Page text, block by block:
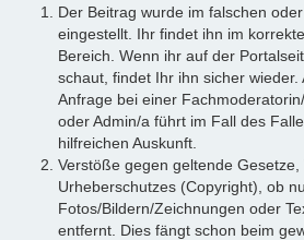
Der Beitrag wurde im falschen
eingestellt. Ihr findet ihn im
Bereich. Wenn ihr auf der
schaut, findet Ihr ihn sicher wieder.
Anfrage bei einer
oder Admin/a führt im Fall des
hilfreichen Auskunft.
Verstöße gegen geltende
Urheberschutzes (Copyright), ob
Fotos/Bildern/Zeichnungen oder
entfernt. Dies fängt schon beim